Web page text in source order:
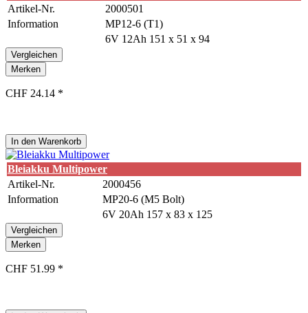
Artikel-Nr.
2000501
Information
MP12-6 (T1)
6V 12Ah 151 x 51 x 94
Vergleichen
Merken
CHF 24.14 *
In den Warenkorb
Bleiakku Multipower
Artikel-Nr.
2000456
Information
MP20-6 (M5 Bolt)
6V 20Ah 157 x 83 x 125
Vergleichen
Merken
CHF 51.99 *